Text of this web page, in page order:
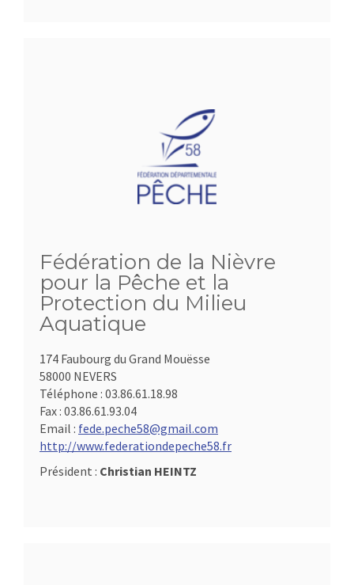
Fédération de la Nièvre
pour la Pêche et la
Protection du Milieu
Aquatique
174 Faubourg du Grand Mouësse
58000 NEVERS
Téléphone : 03.86.61.18.98
Fax : 03.86.61.93.04
Email : fede.peche58@gmail.com
http://www.federationdepeche58.fr
Président : Christian HEINTZ